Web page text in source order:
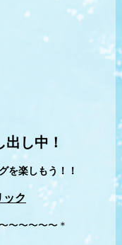
出し中！
を楽しもう！！
ク
〜〜〜〜〜＊